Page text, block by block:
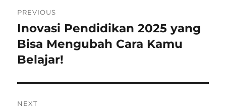
pos
PREVIOUS
Previous
post:
Inovasi Pendidikan 2025 yang
Bisa Mengubah Cara Kamu
Belajar!
NEXT